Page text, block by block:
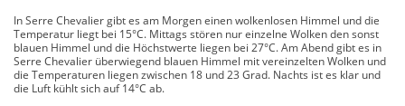
In Serre Chevalier gibt es am Morgen einen wolkenlosen Himmel und die
Temperatur liegt bei 15°C. Mittags stören nur einzelne Wolken den sonst
blauen Himmel und die Höchstwerte liegen bei 27°C. Am Abend gibt es in
Serre Chevalier überwiegend blauen Himmel mit vereinzelten Wolken und
die Temperaturen liegen zwischen 18 und 23 Grad. Nachts ist es klar und
die Luft kühlt sich auf 14°C ab.